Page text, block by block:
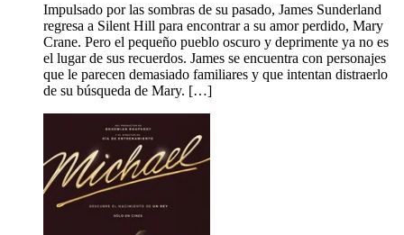
Impulsado por las sombras de su pasado, James Sunderland
regresa a Silent Hill para encontrar a su amor perdido, Mary
Crane. Pero el pequeño pueblo oscuro y deprimente ya no es
el lugar de sus recuerdos. James se encuentra con personajes
que le parecen demasiado familiares y que intentan distraerlo
de su búsqueda de Mary. […]